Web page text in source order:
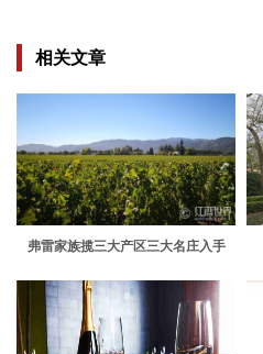
相关文章
弗雷家族揽三大产区三大名庄入手